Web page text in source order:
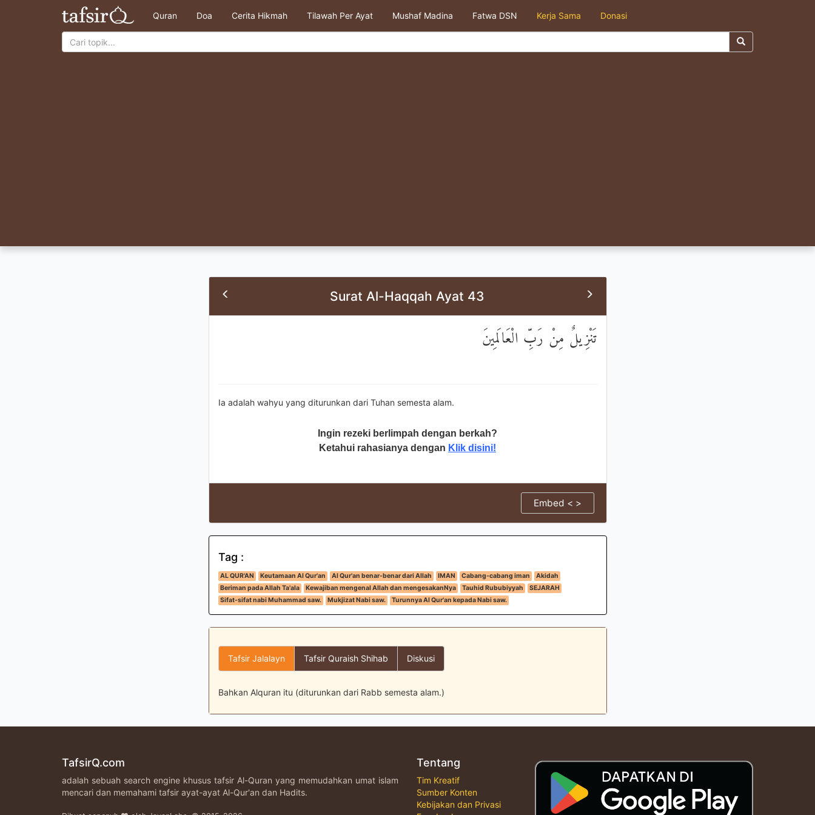
Quran Doa Cerita Hikmah Tilawah Per Ayat Mushaf Madina Fatwa DSN Kerja Sama Donasi
Surat Al-Haqqah Ayat 43
تَنْزِيلٌ مِنْ رَبِّ الْعَالَمِينَ
Ia adalah wahyu yang diturunkan dari Tuhan semesta alam.
Ingin rezeki berlimpah dengan berkah?
Ketahui rahasianya dengan Klik disini!
Embed < >
Tag :
AL QUR'AN Keutamaan Al Qur'an Al Qur'an benar-benar dari Allah IMAN Cabang-cabang iman
Akidah
Beriman pada Allah Ta'ala
Kewajiban mengenal Allah dan mengesakanNya Tauhid Rububiyyah
SEJARAH
Sifat-sifat nabi Muhammad saw.
Mukjizat Nabi saw. Turunnya Al Qur'an kepada Nabi saw.
Tafsir Jalalayn Tafsir Quraish Shihab Diskusi
Bahkan Alquran itu (diturunkan dari Rabb semesta alam.)
TafsirQ.com
adalah sebuah search engine khusus tafsir Al-Quran yang memudahkan umat islam
mencari dan memahami tafsir ayat-ayat Al-Qur'an dan Hadits.
Tentang
Tim Kreatif
Sumber Konten
Kebijakan dan Privasi